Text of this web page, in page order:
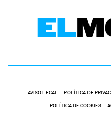
AVISO LEGAL POLÍTICA DE
POLÍTICA DE COOKIES